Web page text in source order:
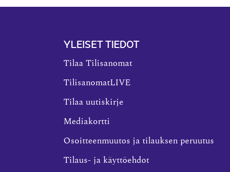
YLEISET TIEDOT
Tilaa Tilisanomat
TilisanomatLIVE
Tilaa uutiskirje
Mediakortti
Osoitteenmuutos ja tilauksen peruutus
Tilaus- ja käyttöehdot